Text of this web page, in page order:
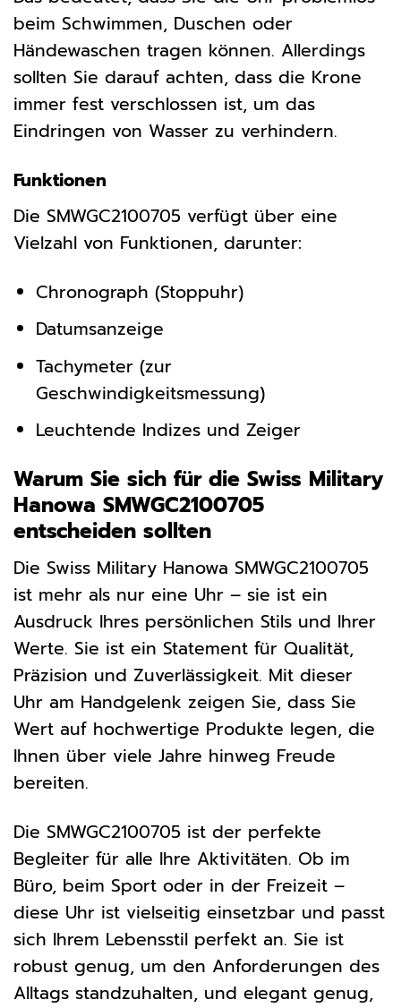
beim Schwimmen, Duschen oder
Händewaschen tragen können. Allerdings
sollten Sie darauf achten, dass die Krone
immer fest verschlossen ist, um das
Eindringen von Wasser zu verhindern.
Funktionen
Die SMWGC2100705 verfügt über eine
Vielzahl von Funktionen, darunter:
Chronograph (Stoppuhr)
Datumsanzeige
Tachymeter (zur
Geschwindigkeitsmessung)
Leuchtende Indizes und Zeiger
Warum Sie sich für die Swiss Military
Hanowa SMWGC2100705
entscheiden sollten
Die Swiss Military Hanowa SMWGC2100705
ist mehr als nur eine Uhr – sie ist ein
Ausdruck Ihres persönlichen Stils und Ihrer
Werte. Sie ist ein Statement für Qualität,
Präzision und Zuverlässigkeit. Mit dieser
Uhr am Handgelenk zeigen Sie, dass Sie
Wert auf hochwertige Produkte legen, die
Ihnen über viele Jahre hinweg Freude
bereiten.
Die SMWGC2100705 ist der perfekte
Begleiter für alle Ihre Aktivitäten. Ob im
Büro, beim Sport oder in der Freizeit –
diese Uhr ist vielseitig einsetzbar und passt
sich Ihrem Lebensstil perfekt an. Sie ist
robust genug, um den Anforderungen des
Alltags standzuhalten, und elegant genug,